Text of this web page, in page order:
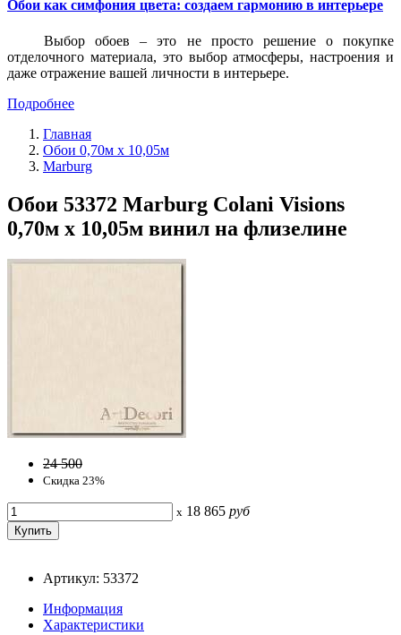
Обои как симфония цвета: создаем гармонию в интерьере
Выбор обоев – это не просто решение о покупке
отделочного материала, это выбор атмосферы, настроения и
даже отражение вашей личности в интерьере.
Подробнее
Главная
Обои 0,70м x 10,05м
Marburg
Обои 53372 Marburg Colani Visions
0,70м x 10,05м винил на флизелине
24 500
Скидка 23%
x 18 865 руб
Артикул: 53372
Информация
Характеристики